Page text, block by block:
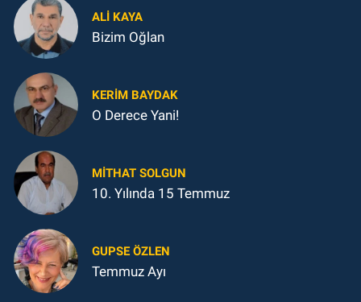
ALI KAYA
Bizim Oğlan
KERIM BAYDAK
O Derece Yani!
MITHAT SOLGUN
10. Yılında 15 Temmuz
GUPSE ÖZLEN
Temmuz Ayı